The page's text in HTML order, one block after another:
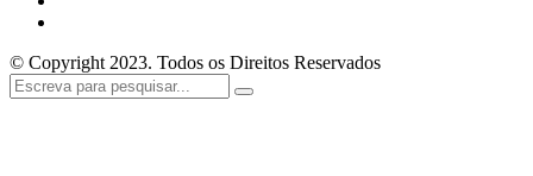
© Copyright 2023. Todos os Direitos Reservados